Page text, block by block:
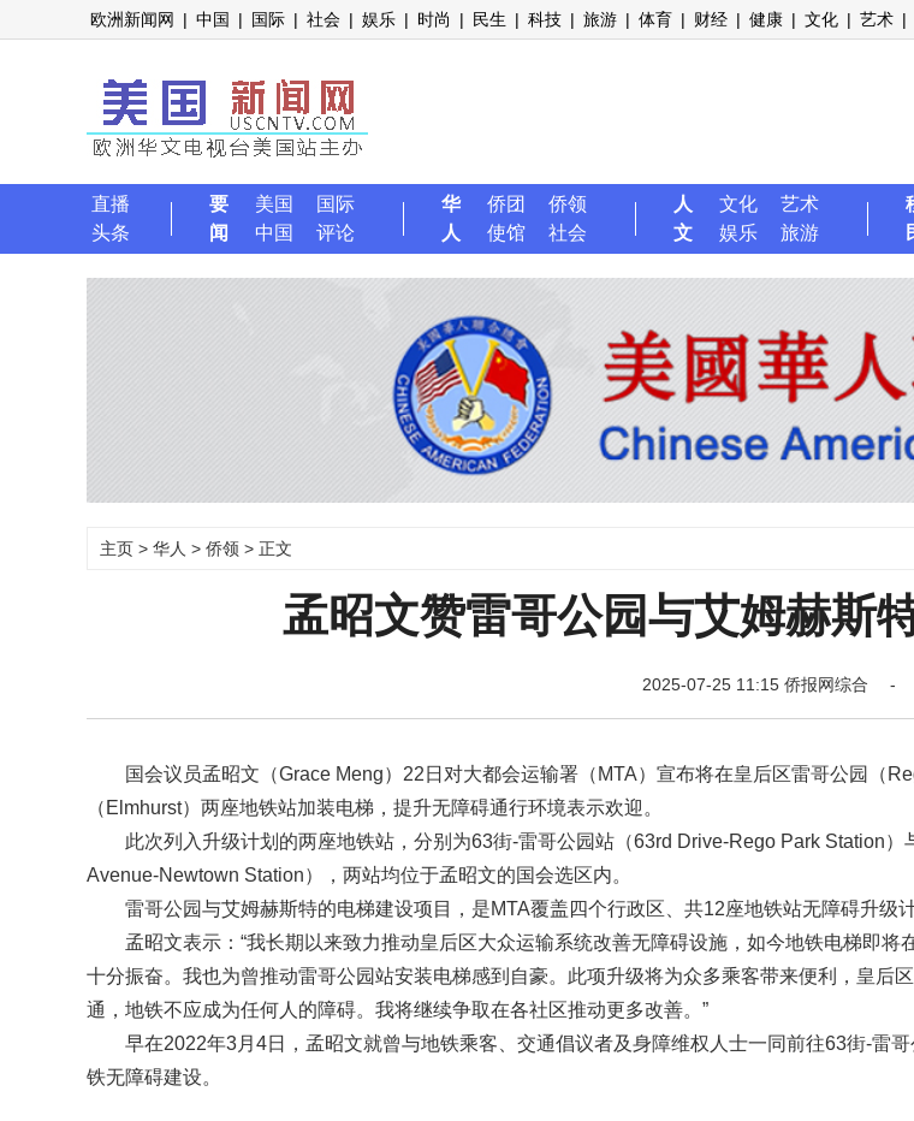
欧洲新闻网 | 中国 | 国际 | 社会 | 娱乐 | 时尚 | 民生 | 科技 | 旅游 | 体育 | 财经 | 健康 | 文化 | 艺术 |
直播
头条
要
闻
美国
国际
中国
评论
华
人
侨团
侨领
使馆
社会
人
文
文化
艺术
娱乐
旅游
主页 > 华人 > 侨领 > 正文
孟昭文赞雷哥公园与艾姆赫斯
2025-07-25 11:15 侨报网综合 -
国会议员孟昭文（Grace Meng）22日对大都会运输署（MTA）宣布将在皇后区雷哥公园（
（Elmhurst）两座地铁站加装电梯，提升无障碍通行环境表示欢迎。
此次列入升级计划的两座地铁站，分别为63街-雷哥公园站（63rd Drive-Rego Park Station）
Avenue-Newtown Station），两站均位于孟昭文的国会选区内。
雷哥公园与艾姆赫斯特的电梯建设项目，是MTA覆盖四个行政区、共12座地铁站无障碍升级
孟昭文表示：“我长期以来致力推动皇后区大众运输系统改善无障碍设施，如今地铁电梯即将
十分振奋。我也为曾推动雷哥公园站安装电梯感到自豪。此项升级将为众多乘客带来便利，皇后
通，地铁不应成为任何人的障碍。我将继续争取在各社区推动更多改善。”
早在2022年3月4日，孟昭文就曾与地铁乘客、交通倡议者及身障维权人士一同前往63街-雷
铁无障碍建设。